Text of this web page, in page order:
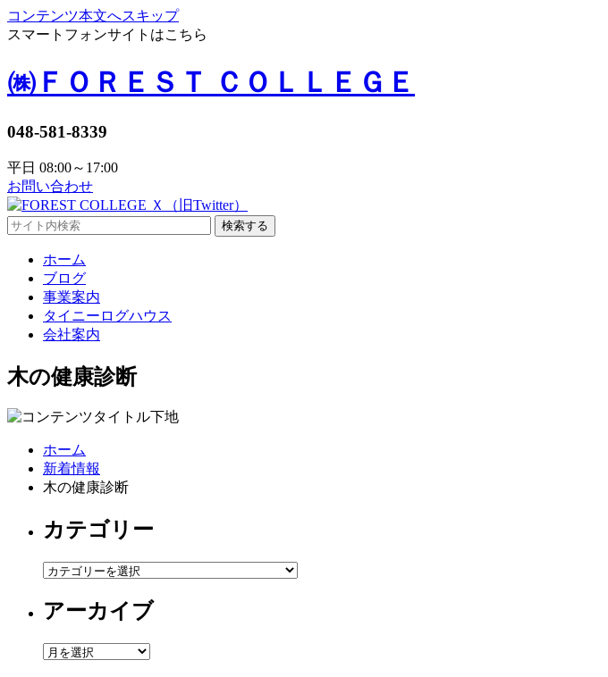
コンテンツ本文へスキップ
スマートフォンサイトはこちら
㈱ＦＯＲＥＳＴ ＣＯＬＬＥＧＥ
048-581-8339
平日 08:00～17:00
お問い合わせ
検索する
ホーム
ブログ
事業案内
タイニーログハウス
会社案内
木の健康診断
ホーム
新着情報
木の健康診断
カテゴリー
カ
ゴ
ー
アーカイブ
ア